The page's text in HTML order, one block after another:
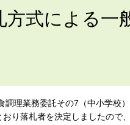
方式による一
理業務委託その7（中小学校
り落札者を決定しましたので